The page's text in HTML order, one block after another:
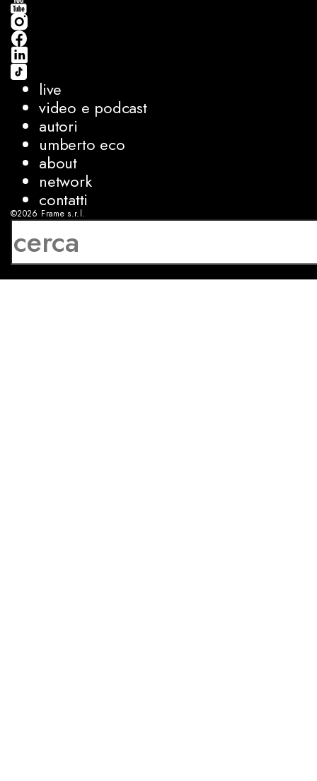
live
video e podcast
autori
umberto eco
about
network
contatti
©2026 Frame s.r.l.
P.IVA 08927250962
sviluppo:Luca Bunino